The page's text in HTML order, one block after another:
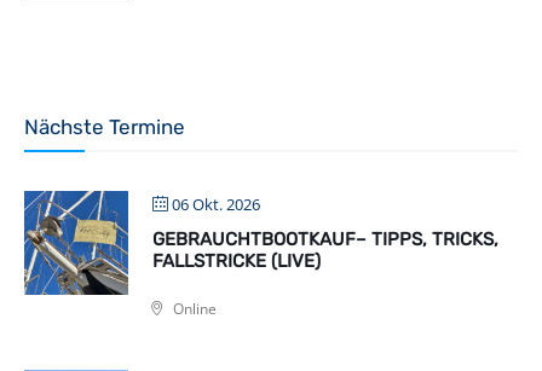
Nächste Termine
06 Okt. 2026
GEBRAUCHTBOOTKAUF– TIPPS, TRICKS,
FALLSTRICKE (LIVE)
Online